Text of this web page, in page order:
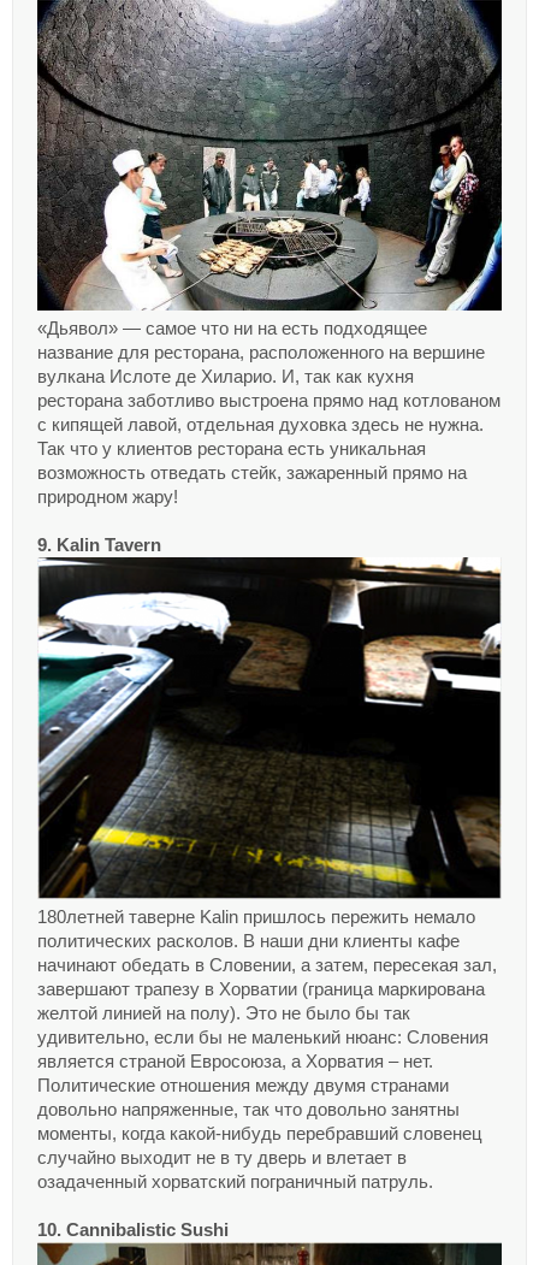
«Дьявол» — самое что ни на есть подходящее
название для ресторана, расположенного на вершине
вулкана Ислоте де Хиларио. И, так как кухня
ресторана заботливо выстроена прямо над котлованом
с кипящей лавой, отдельная духовка здесь не нужна.
Так что у клиентов ресторана есть уникальная
возможность отведать стейк, зажаренный прямо на
природном жару!
9. Kalin Tavern
180летней таверне Kalin пришлось пережить немало
политических расколов. В наши дни клиенты кафе
начинают обедать в Словении, а затем, пересекая зал,
завершают трапезу в Хорватии (граница маркирована
желтой линией на полу). Это не было бы так
удивительно, если бы не маленький нюанс: Словения
является страной Евросоюза, а Хорватия – нет.
Политические отношения между двумя странами
довольно напряженные, так что довольно занятны
моменты, когда какой-нибудь перебравший словенец
случайно выходит не в ту дверь и влетает в
озадаченный хорватский пограничный патруль.
10. Cannibalistic Sushi